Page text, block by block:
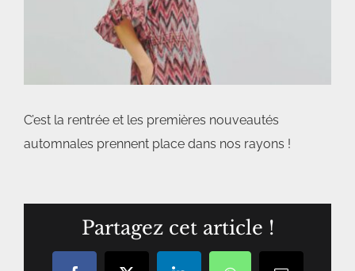
C’est la rentrée et les premières nouveautés
automnales prennent place dans nos rayons !
Partagez cet article !